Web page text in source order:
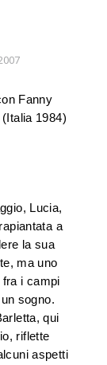
Fanny
1984)
Lucia,
a
la sua
ma uno
i campi
sogno.
qui
riflette
aspetti